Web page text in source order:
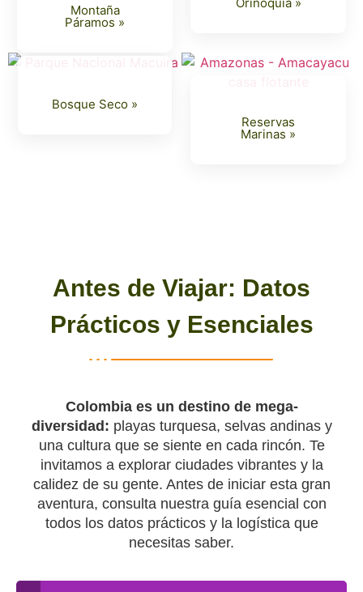
Montaña
Páramos »
Bosque Seco »
Reservas
Marinas »
Antes de Viajar: Datos
Prácticos y Esenciales
Colombia es un destino de mega-
diversidad: playas turquesa, selvas andinas y
una cultura que se siente en cada rincón. Te
invitamos a explorar ciudades vibrantes y la
calidez de su gente. Antes de iniciar esta gran
aventura, consulta nuestra guía esencial con
todos los datos prácticos y la logística que
necesitas saber.